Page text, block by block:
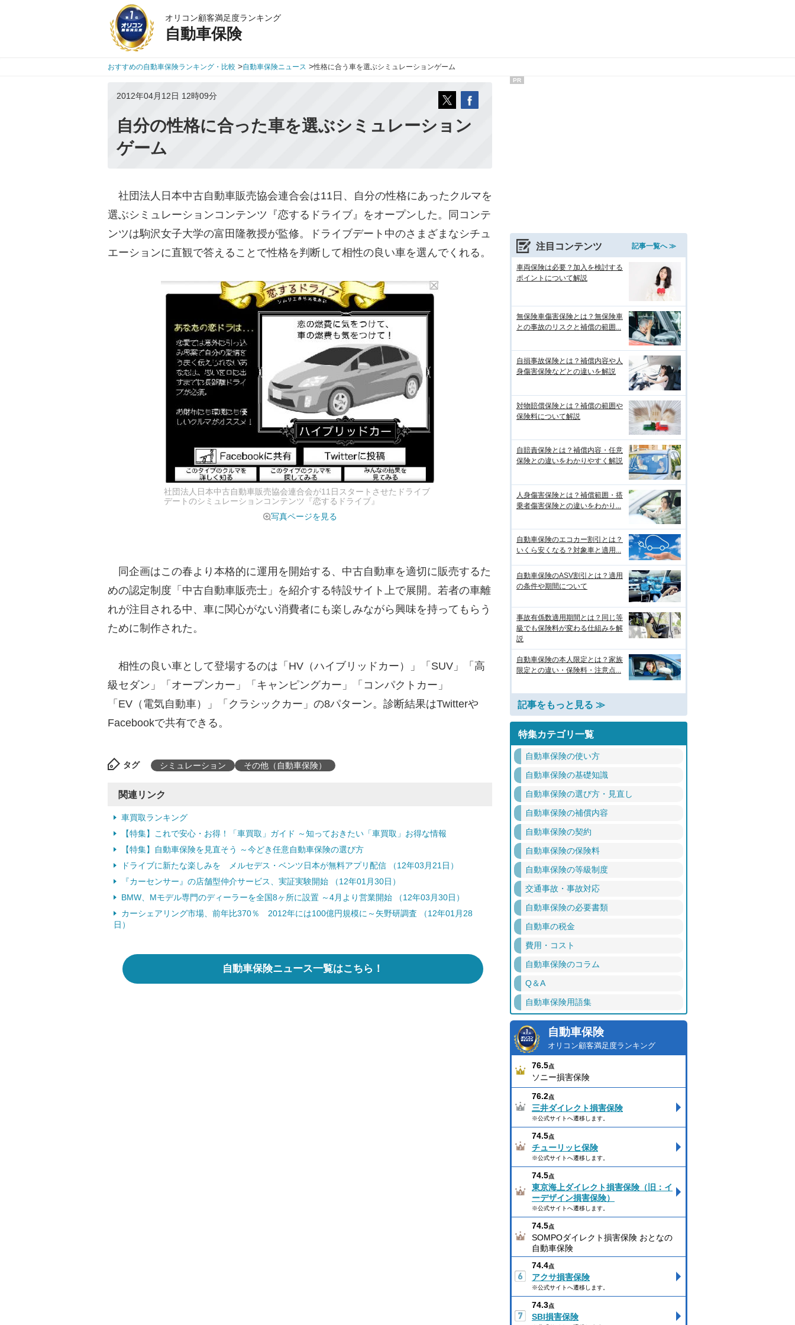
オリコン顧客満足度ランキング
自動車保険
おすすめの自動車保険ランキング・比較 >自動車保険ニュース >性格に合う車を選ぶシミュレーションゲーム
2012年04月12日 12時09分
自分の性格に合った車を選ぶシミュレーション
ゲーム
社団法人日本中古自動車販売協会連合会は11日、自分の性格にあったクルマを
選ぶシミュレーションコンテンツ『恋するドライブ』をオープンした。同コンテ
ンツは駒沢女子大学の富田隆教授が監修。ドライブデート中のさまざまなシチュ
エーションに直観で答えることで性格を判断して相性の良い車を選んでくれる。
社団法人日本中古自動車販売協会連合会が11日スタートさせたドライブ
デートのシミュレーションコンテンツ『恋するドライブ』
写真ページを見る
同企画はこの春より本格的に運用を開始する、中古自動車を適切に販売するた
めの認定制度「中古自動車販売士」を紹介する特設サイト上で展開。若者の車離
れが注目される中、車に関心がない消費者にも楽しみながら興味を持ってもらう
ために制作された。
相性の良い車として登場するのは「HV（ハイブリッドカー）」「SUV」「高
級セダン」「オープンカー」「キャンピングカー」「コンパクトカー」
「EV（電気自動車）」「クラシックカー」の8パターン。診断結果はTwitterや
Facebookで共有できる。
タグ シミュレーション その他（自動車保険）
関連リンク
車買取ランキング
【特集】これで安心・お得！「車買取」ガイド ～知っておきたい「車買取」お得な情報
【特集】自動車保険を見直そう ～今どき任意自動車保険の選び方
ドライブに新たな楽しみを メルセデス・ベンツ日本が無料アプリ配信 （12年03月21日）
『カーセンサー』の店舗型仲介サービス、実証実験開始 （12年01月30日）
BMW、Mモデル専門のディーラーを全国8ヶ所に設置 ～4月より営業開始 （12年03月30日）
カーシェアリング市場、前年比370％ 2012年には100億円規模に～矢野研調査 （12年01月28
日）
自動車保険ニュース一覧はこちら！
PR
注目コンテンツ 記事一覧へ ≫
車両保険は必要？加入を検討する
ポイントについて解説
無保険車傷害保険とは？無保険車
との事故のリスクと補償の範囲...
自損事故保険とは？補償内容や人
身傷害保険などとの違いを解説
対物賠償保険とは？補償の範囲や
保険料について解説
自賠責保険とは？補償内容・任意
保険との違いをわかりやすく解説
人身傷害保険とは？補償範囲・搭
乗者傷害保険との違いをわかり...
自動車保険のエコカー割引とは？
いくら安くなる？対象車と適用...
自動車保険のASV割引とは？適用
の条件や期間について
事故有係数適用期間とは？同じ等
級でも保険料が変わる仕組みを解
説
自動車保険の本人限定とは？家族
限定との違い・保険料・注意点...
記事をもっと見る ≫
特集カテゴリ一覧
自動車保険の使い方
自動車保険の基礎知識
自動車保険の選び方・見直し
自動車保険の補償内容
自動車保険の契約
自動車保険の保険料
自動車保険の等級制度
交通事故・事故対応
自動車保険の必要書類
自動車の税金
費用・コスト
自動車保険のコラム
Q＆A
自動車保険用語集
自動車保険
オリコン顧客満足度ランキング
76.5点
ソニー損害保険
76.2点
三井ダイレクト損害保険
※公式サイトへ遷移します。
74.5点
チューリッヒ保険
※公式サイトへ遷移します。
74.5点
東京海上ダイレクト損害保険（旧：イ
ーデザイン損害保険）
※公式サイトへ遷移します。
74.5点
SOMPOダイレクト損害保険 おとなの
自動車保険
74.4点
アクサ損害保険
※公式サイトへ遷移します。
74.3点
SBI損害保険